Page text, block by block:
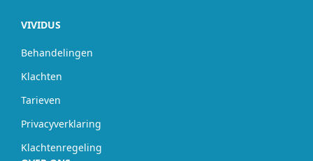
VIVIDUS
Behandelingen
Klachten
Tarieven
Privacyverklaring
Klachtenregeling